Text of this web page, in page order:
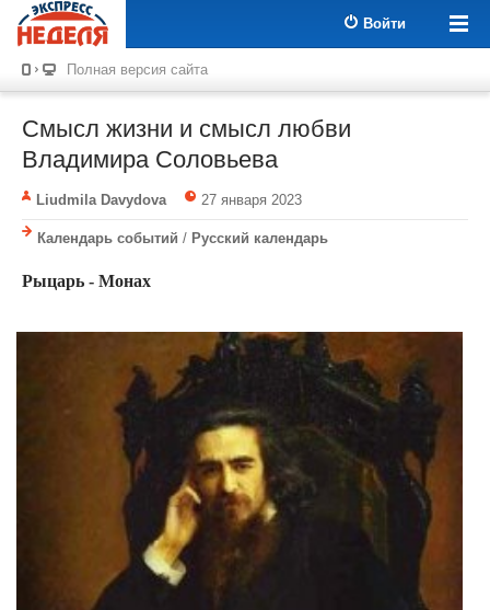
Войти
Полная версия сайта
Смысл жизни и смысл любви
Владимира Соловьева
Liudmila Davydova 27 января 2023
Календарь событий / Русский календарь
Рыцарь - Монах